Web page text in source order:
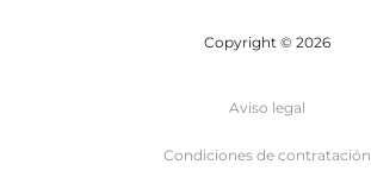
Copyright © 2026
Aviso legal
Condiciones de contratación